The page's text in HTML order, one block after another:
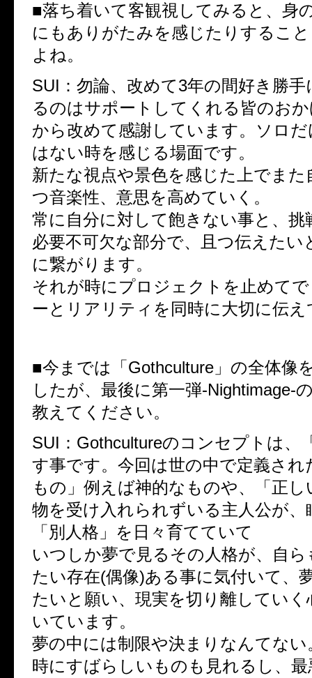
■落ち着いて客観視してみると、身
にもありがたみを感じたりするこ
よね。
SUI：勿論、改めて3年の間好き勝
るのはサポートしてくれる皆のお
から改めて感謝しています。ソロ
はない時を感じる場面です。
新たな視点や景色を感じた上でまた
つ音楽性、意思を高めていく。
常に自分に対して飽きない事と、挑
必要不可欠な部分で、且つ伝えたい
に繋がります。
それが時にプロジェクトを止めて
ーとリアリティを同時に大切に伝
■今までは「Gothculture」の全体像
したが、最後に第一弾-Nightimage-
教えてください。
SUI：Gothcultureのコンセプトは、
す事です。今回は世の中で定義され
もの」例えば神的なものや、「正
物を受け入れられずいる主人公が、
「別人格」を日々育てていて
いつしか夢で見るその人格が、自
たい存在(偶像)ある事に気付いて、
たいと願い、現実を切り離していく
いています。
夢の中には制限や決まりなんてない
時にすばらしいものも見れるし、